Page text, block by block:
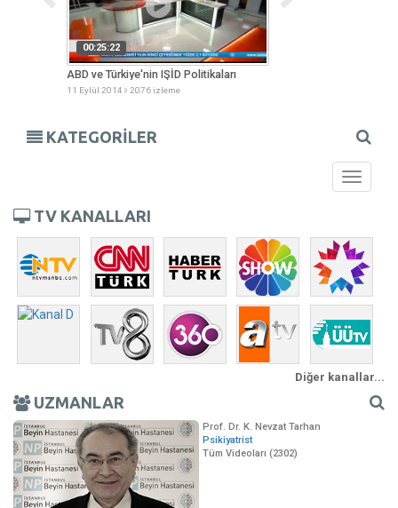
00:25:22
ABD ve Türkiye'nin IŞİD Politikaları
11 Eylül 2014 2076 izleme
KATEGORİLER
Toggle
TV KANALLARI
Diğer kanallar...
UZMANLAR
Prof. Dr. K. Nevzat Tarhan
Psikiyatrist
Tüm Videoları (2302)